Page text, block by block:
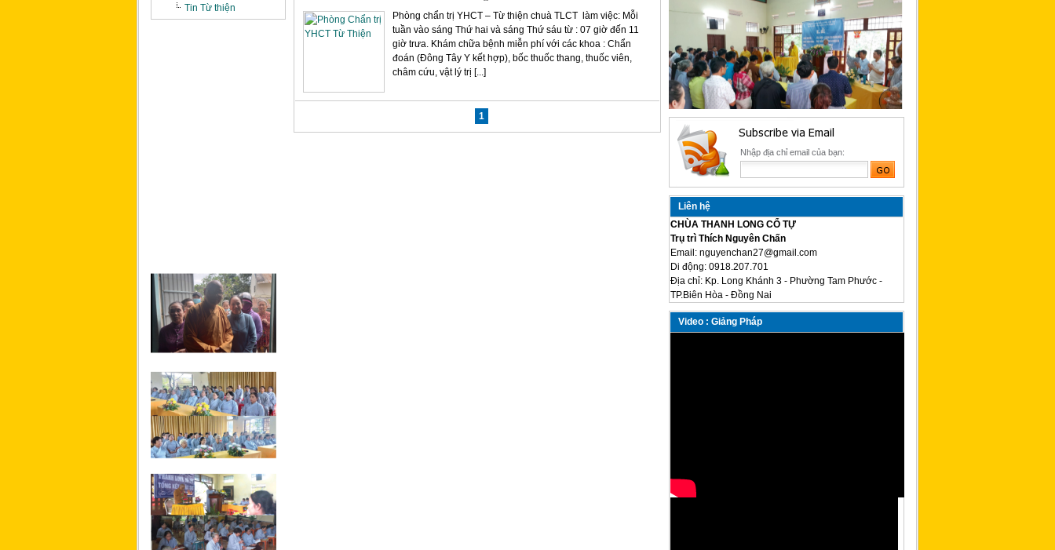
Phòng chẩn trị YHCT – Từ thiện chuà TLCT làm việc: Mỗi
tuần vào sáng Thứ hai và sáng Thứ sáu từ : 07 giờ đến 11
giờ trưa. Khám chữa bệnh miễn phí với các khoa : Chẩn
đoán (Đông Tây Y kết hợp), bốc thuốc thang, thuốc viên,
châm cứu, vật lý trị [...]
1
Tin Từ thiện
Nhập địa chỉ email của bạn:
Liên hệ
CHÙA THANH LONG CỔ TỰ
Trụ trì Thích Nguyên Chấn
Email: nguyenchan27@gmail.com
Di động: 0918.207.701
Địa chỉ: Kp. Long Khánh 3 - Phường Tam Phước -
TP.Biên Hòa - Đồng Nai
Video : Giảng Pháp